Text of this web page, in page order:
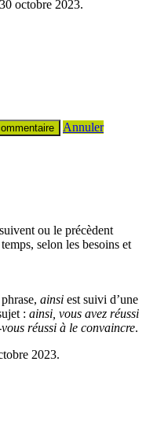
octobre 2023.
Annuler
ou le précèdent
selon les besoins et
ainsi est suivi d’une
: ainsi, vous avez réussi
réussi à le convaincre.
2023.